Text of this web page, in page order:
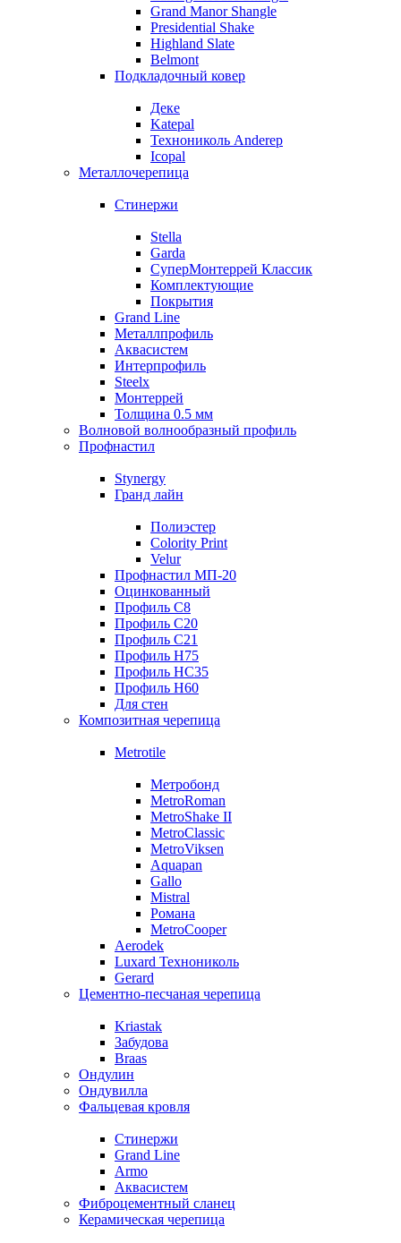
Grand Manor Shangle
Presidential Shake
Highland Slate
Belmont
Подкладочный ковер
Деке
Katepal
Технониколь Anderep
Icopal
Металлочерепица
Стинержи
Stella
Garda
СуперМонтеррей Классик
Комплектующие
Покрытия
Grand Line
Металлпрофиль
Аквасистем
Интерпрофиль
Steelx
Монтеррей
Толщина 0.5 мм
Волновой волнообразный профиль
Профнастил
Stynergy
Гранд лайн
Полиэстер
Colority Print
Velur
Профнастил МП-20
Оцинкованный
Профиль С8
Профиль С20
Профиль С21
Профиль Н75
Профиль НС35
Профиль Н60
Для стен
Композитная черепица
Metrotile
Метробонд
MetroRoman
MetroShake II
MetroClassic
MetroViksen
Aquapan
Gallo
Mistral
Романа
MetroCooper
Aerodek
Luxard Технониколь
Gerard
Цементно-песчаная черепица
Kriastak
Забудова
Braas
Ондулин
Ондувилла
Фальцевая кровля
Стинержи
Grand Line
Armo
Аквасистем
Фиброцементный сланец
Керамическая черепица